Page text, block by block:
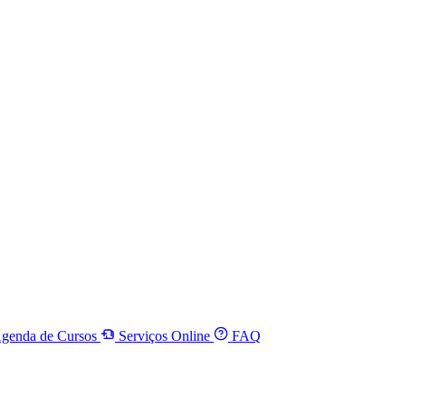
de Cursos Serviços Online FAQ